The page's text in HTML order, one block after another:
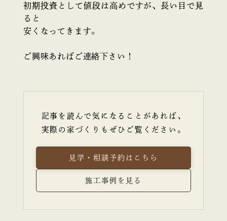
初期投資として値段は高めですが、長い目で見
ると
安くなってきます。
ご興味あればご連絡下さい！
記事を読んで気になることがあれば、
実際の家づくりもぜひご覧ください。
見学・相談予約はこちら
施工事例を見る